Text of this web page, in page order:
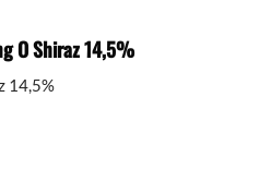
O Shiraz 14,5%
14,5%